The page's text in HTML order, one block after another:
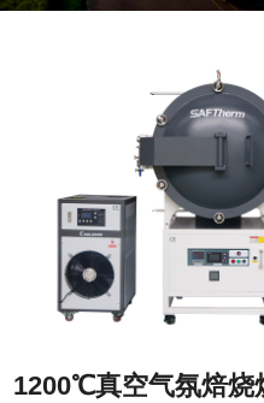
1200℃真空气氛焙烧